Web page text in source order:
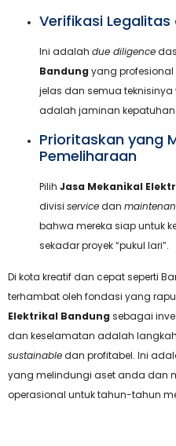
Verifikasi Legalitas
Ini adalah due diligence
Bandung yang profesional
jelas dan semua teknisinya
adalah jaminan
Prioritaskan yang
Pemeliharaan
Pilih Jasa Mekanikal
divisi servicedan
bahwa mereka siap untuk
sekadar proyek “pukul lari”.
Di kota kreatif dan cepat seperti
terhambat oleh fondasi yang
Elektrikal Bandung sebagai
dan keselamatan adalah
sustainabledan profitabel. Ini
yang melindungi aset anda dan
operasional untuk tahun-tahun